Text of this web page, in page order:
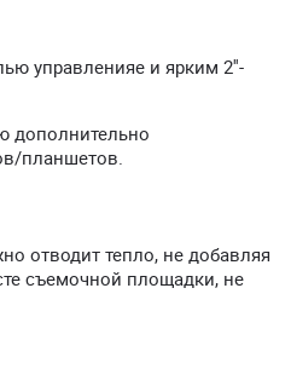
управленияе и ярким 2''-
дополнительно
планшетов.
отводит тепло, не добавляя
съемочной площадки, не